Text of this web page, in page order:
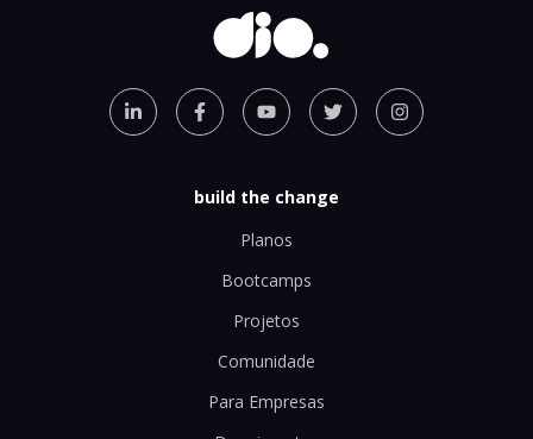
build the change
Planos
Bootcamps
Projetos
Comunidade
Para Empresas